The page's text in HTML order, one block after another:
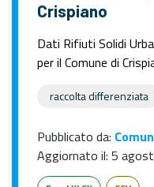
Crispiano
Dati Rifiuti Solidi
per il Comune di
raccolta differenziata
Pubblicato da:
Aggiornato il: 5